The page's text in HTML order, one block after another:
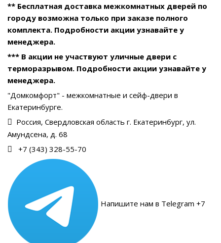
** Бесплатная доставка межкомнатных дверей по
городу возможна только при заказе полного
комплекта. Подробности акции узнавайте у
менеджера.
*** В акции не участвуют уличные двери с
терморазрывом. Подробности акции узнавайте у
менеджера.
"Домкомфорт" - межкомнатные и сейф-двери в
Екатеринбурге.
Россия, Свердловская область г. Екатеринбург, ул.
Амундсена, д. 68
+7 (343) 328-55-70
Напишите нам в Telegram +7